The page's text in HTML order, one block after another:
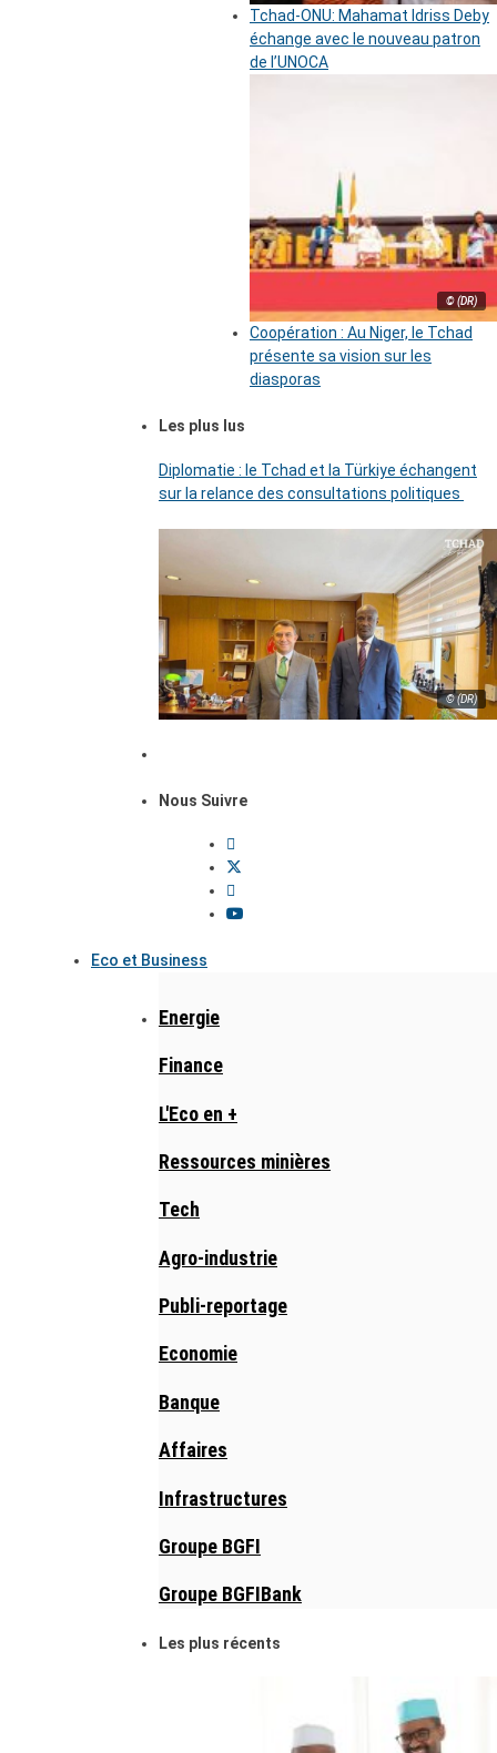
Tchad-ONU: Mahamat Idriss Deby
échange avec le nouveau patron
de l’UNOCA
© (DR)
Coopération : Au Niger, le Tchad
présente sa vision sur les
diasporas
Les plus lus
Diplomatie : le Tchad et la Türkiye échangent
sur la relance des consultations politiques
© (DR)
Nous Suivre
Eco et Business
Energie
Finance
L'Eco en +
Ressources minières
Tech
Agro-industrie
Publi-reportage
Economie
Banque
Affaires
Infrastructures
Groupe BGFI
Groupe BGFIBank
Les plus récents